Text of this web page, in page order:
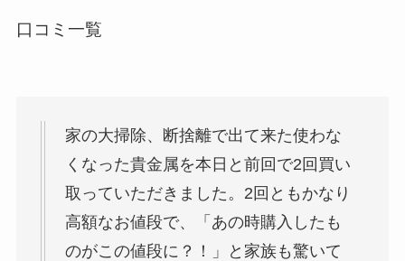
口コミ一覧
家の大掃除、断捨離で出て来た使わな
くなった貴金属を本日と前回で2回買い
取っていただきました。2回ともかなり
高額なお値段で、「あの時購入したも
のがこの値段に？！」と家族も驚いて